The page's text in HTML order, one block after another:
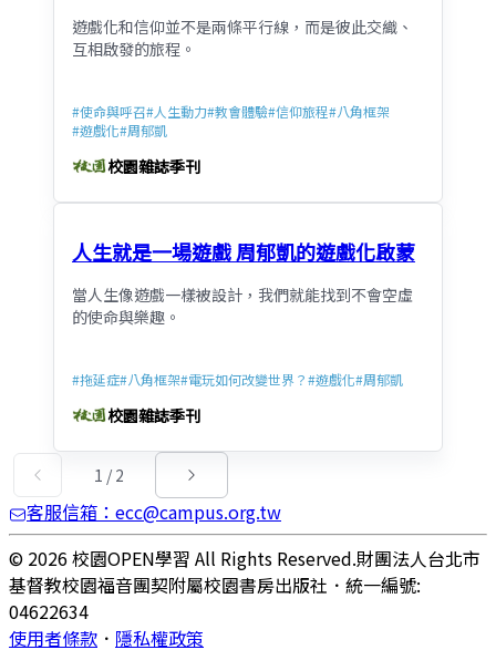
遊戲化和信仰並不是兩條平行線，而是彼此交織、
互相啟發的旅程。
#使命與呼召#人生動力#教會體驗#信仰旅程#八角框架
#遊戲化#周郁凱
校園雜誌季刊
人生就是一場遊戲 周郁凱的遊戲化啟蒙
當人生像遊戲一樣被設計，我們就能找到不會空虛
的使命與樂趣。
#拖延症#八角框架#電玩如何改變世界？#遊戲化#周郁凱
校園雜誌季刊
1 /2
客服信箱：ecc@campus.org.tw
© 2026 校園OPEN學習 All Rights Reserved.財團法人台北市
基督教校園福音團契附屬校園書房出版社 ． 統一編號:
04622634
使用者條款 ． 隱私權政策